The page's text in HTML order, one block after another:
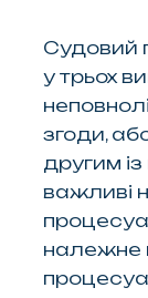
Судовий
у трьох
згоди,
другим
важливі
належне